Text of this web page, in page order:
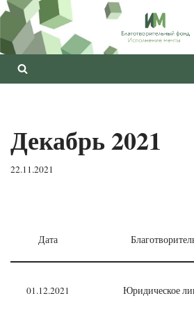
Перейти
к
содержимому
Декабрь 2021
22.11.2021
Дата
01.12.2021 Юридическое